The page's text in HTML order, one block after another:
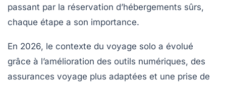
passant par la réservation d’hébergements sûrs,
chaque étape a son importance.
En 2026, le contexte du voyage solo a évolué
grâce à l’amélioration des outils numériques, des
assurances voyage plus adaptées et une prise de